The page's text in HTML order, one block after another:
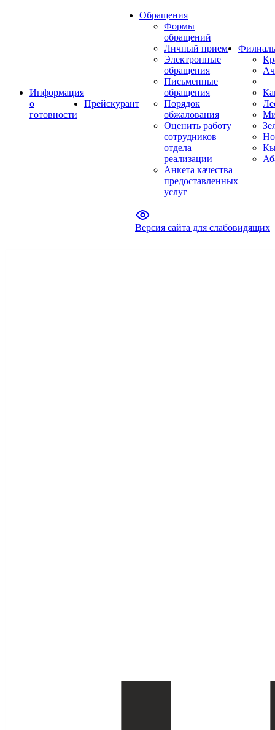
Информация
о
готовности
Прейскурант
Обращения
Формы
обращений
Личный прием
Электронные
обращения
Письменные
обращения
Порядок
обжалования
Оценить работу
сотрудников
отдела
реализации
Анкета качества
предоставленных
услуг
Версия сайта для слабовидящих